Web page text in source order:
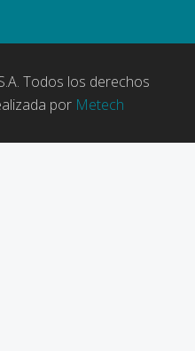
Todos los derechos
por Metech